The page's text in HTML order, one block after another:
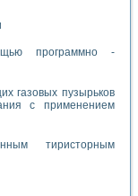
программно -
газовых пузырьков
с применением
тиристорным